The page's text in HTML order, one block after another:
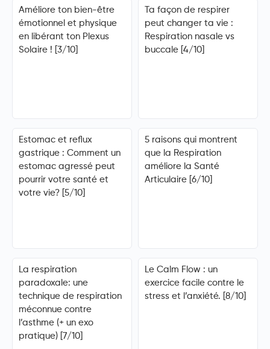
Améliore ton bien-être
émotionnel et physique
en libérant ton Plexus
Solaire ! [3/10]
Ta façon de respirer
peut changer ta vie :
Respiration nasale vs
buccale [4/10]
Estomac et reflux
gastrique : Comment un
estomac agressé peut
pourrir votre santé et
votre vie? [5/10]
5 raisons qui montrent
que la Respiration
améliore la Santé
Articulaire [6/10]
La respiration
paradoxale: une
technique de respiration
méconnue contre
l’asthme (+ un exo
pratique) [7/10]
Le Calm Flow : un
exercice facile contre le
stress et l’anxiété. [8/10]